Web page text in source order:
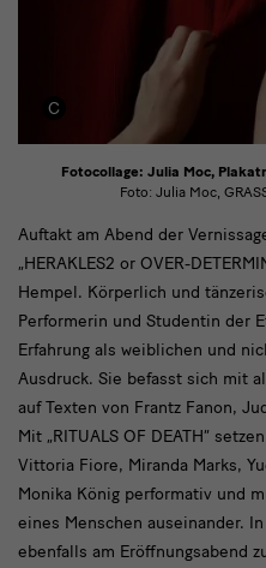
Modul
Text
mit
Bild
Auftakt am Abend der
„HERAKLES2 or OVER-
Hempel. Körperlich und
Performerin und Studentin der
Erfahrung als weiblichen und
Ausdruck. Sie befasst sich mit
auf Texten von Frantz Fanon,
Mit „RITUALS OF DEATH“
Vittoria Fiore, Miranda Marks,
Monika König performativ und
eines Menschen auseinander.
ebenfalls am Eröffnungsabend
Fotocollage: Julia Moc,
Foto: Julia Moc,